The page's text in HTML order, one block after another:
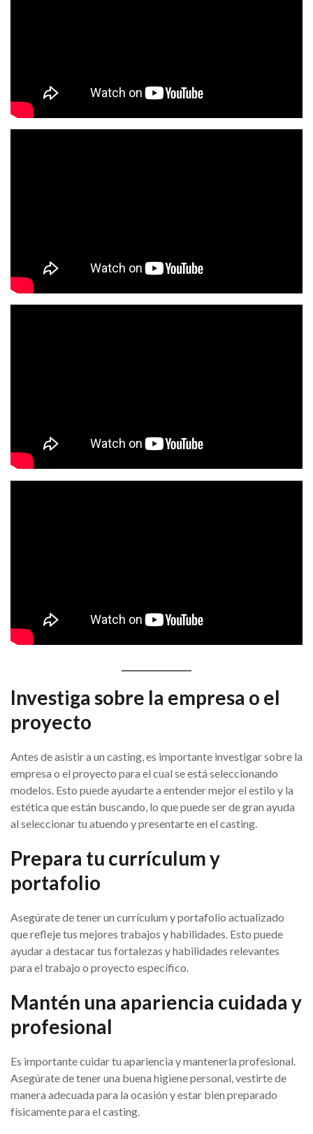
Investiga sobre la empresa o el
proyecto
Antes de asistir a un casting, es importante investigar sobre la
empresa o el proyecto para el cual se está seleccionando
modelos. Esto puede ayudarte a entender mejor el estilo y la
estética que están buscando, lo que puede ser de gran ayuda
al seleccionar tu atuendo y presentarte en el casting.
Prepara tu currículum y
portafolio
Asegúrate de tener un currículum y portafolio actualizado
que refleje tus mejores trabajos y habilidades. Esto puede
ayudar a destacar tus fortalezas y habilidades relevantes
para el trabajo o proyecto específico.
Mantén una apariencia cuidada y
profesional
Es importante cuidar tu apariencia y mantenerla profesional.
Asegúrate de tener una buena higiene personal, vestirte de
manera adecuada para la ocasión y estar bien preparado
físicamente para el casting.